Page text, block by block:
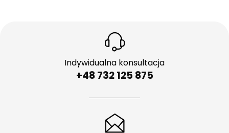
Indywidualna konsultacja
+48 732 125 875